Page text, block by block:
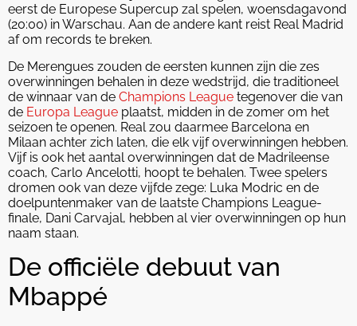
eerst de Europese Supercup zal spelen, woensdagavond
(20:00) in Warschau. Aan de andere kant reist Real Madrid
af om records te breken.
De Merengues zouden de eersten kunnen zijn die zes
overwinningen behalen in deze wedstrijd, die traditioneel
de winnaar van de Champions League tegenover die van
de Europa League plaatst, midden in de zomer om het
seizoen te openen. Real zou daarmee Barcelona en
Milaan achter zich laten, die elk vijf overwinningen hebben.
Vijf is ook het aantal overwinningen dat de Madrileense
coach, Carlo Ancelotti, hoopt te behalen. Twee spelers
dromen ook van deze vijfde zege: Luka Modric en de
doelpuntenmaker van de laatste Champions League-
finale, Dani Carvajal, hebben al vier overwinningen op hun
naam staan.
De officiële debuut van
Mbappé